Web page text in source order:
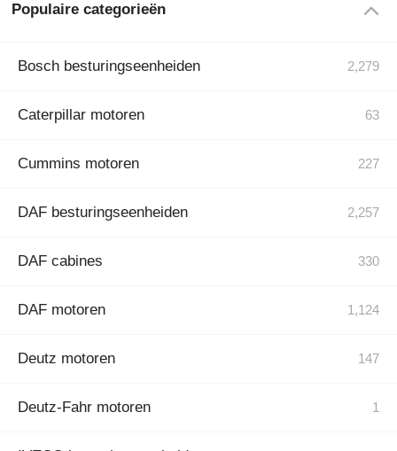
Populaire categorieën
Bosch besturingseenheiden
Caterpillar motoren
Cummins motoren
DAF besturingseenheiden
DAF cabines
DAF motoren
Deutz motoren
Deutz-Fahr motoren